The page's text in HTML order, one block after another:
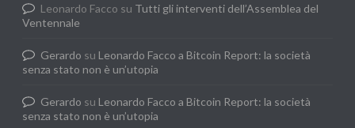
Leonardo Facco su Tutti gli interventi dell’Assemblea del
Ventennale
Gerardo su Leonardo Facco a Bitcoin Report: la società
senza stato non è un’utopia
Gerardo su Leonardo Facco a Bitcoin Report: la società
senza stato non è un’utopia